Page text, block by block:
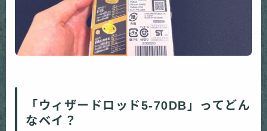
「ウィザードロッド5-70DB」ってどん
なベイ？